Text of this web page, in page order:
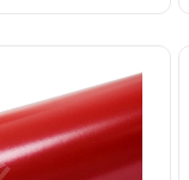
К сравнению